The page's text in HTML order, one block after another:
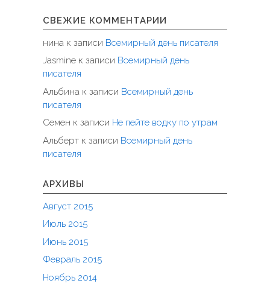
СВЕЖИЕ КОММЕНТАРИИ
нина к записи Всемирный день писателя
Jasmine к записи Всемирный день
писателя
Альбина к записи Всемирный день
писателя
Семен к записи Не пейте водку по утрам
Альберт к записи Всемирный день
писателя
АРХИВЫ
Август 2015
Июль 2015
Июнь 2015
Февраль 2015
Ноябрь 2014